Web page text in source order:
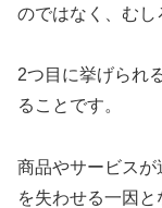
のではなく、むし
2つ目に挙げられ
ることです。
商品やサービス
を失わせる一因と